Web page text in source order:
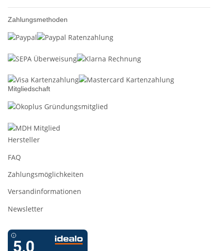
Zahlungsmethoden
Mitgliedschaft
Hersteller
FAQ
Zahlungsmöglichkeiten
Versandinformationen
Newsletter